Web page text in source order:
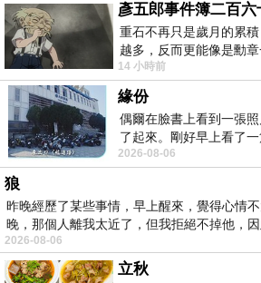
彥五郎事件簿二百
重石不再只是歲月的累
越多，反而更能像是勳
習慣一如縱容，成了再難
14 小時前
緣份
偶爾在臉書上看到一張
了起來。剛好早上看了
的貼文，在回顧年輕時瘋
2026-08-06
狼
昨晚經歷了某些事情，早上醒來，覺得心情
晚，那個人離我太近了，但我拒絕不掉他，因
2026-08-06
立秋